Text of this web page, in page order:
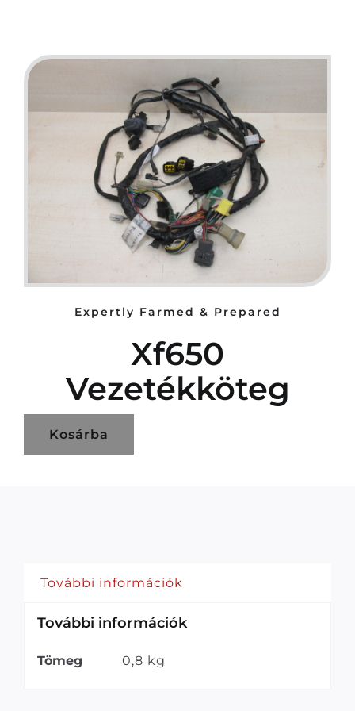
Expertly Farmed & Prepared
Xf650
Vezetékköteg
Kosárba
További információk
További információk
Tömeg 0,8 kg